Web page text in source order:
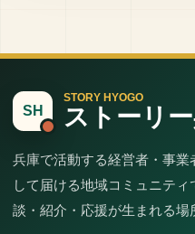
SH
STORY HYOGO
ストーリ
兵庫で活動する経営者・事業
して届ける地域コミュニテ
談・紹介・応援が生まれる場